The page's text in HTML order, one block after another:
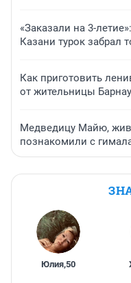
«Заказали на 3-
Казани турок забрал
Как приготовить
от жительницы
Медведицу Майю,
познакомили с
Юлия,50